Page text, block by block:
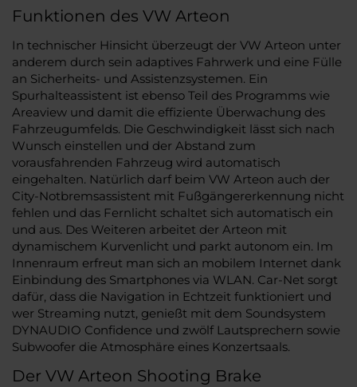
Funktionen des VW Arteon
In technischer Hinsicht überzeugt der VW Arteon unter
anderem durch sein adaptives Fahrwerk und eine Fülle
an Sicherheits- und Assistenzsystemen. Ein
Spurhalteassistent ist ebenso Teil des Programms wie
Areaview und damit die effiziente Überwachung des
Fahrzeugumfelds. Die Geschwindigkeit lässt sich nach
Wunsch einstellen und der Abstand zum
vorausfahrenden Fahrzeug wird automatisch
eingehalten. Natürlich darf beim VW Arteon auch der
City-Notbremsassistent mit Fußgängererkennung nicht
fehlen und das Fernlicht schaltet sich automatisch ein
und aus. Des Weiteren arbeitet der Arteon mit
dynamischem Kurvenlicht und parkt autonom ein. Im
Innenraum erfreut man sich an mobilem Internet dank
Einbindung des Smartphones via WLAN. Car-Net sorgt
dafür, dass die Navigation in Echtzeit funktioniert und
wer Streaming nutzt, genießt mit dem Soundsystem
DYNAUDIO Confidence und zwölf Lautsprechern sowie
Subwoofer die Atmosphäre eines Konzertsaals.
Der VW Arteon Shooting Brake